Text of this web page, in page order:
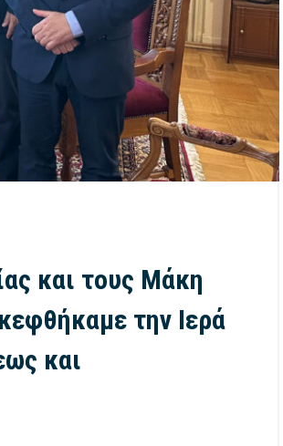
και τους Μάκη
την Ιερά
και
προχωράμε στην επίλυση
φορολογίας